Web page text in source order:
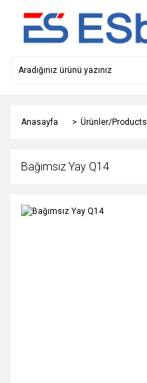
Anasayfa Ürünler/Products
Bağımsız Yay Q14